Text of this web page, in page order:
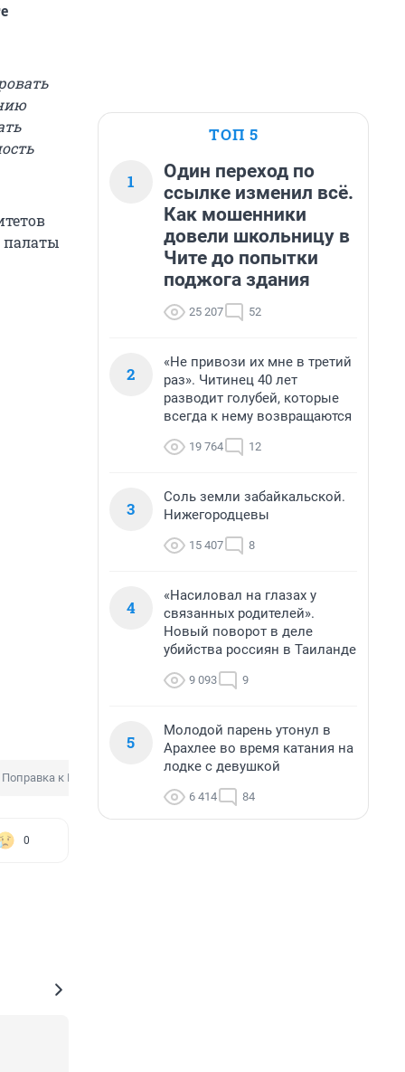
палаты
Поправка к Конституции
0
ТОП 5
1
Один переход по
ссылке изменил всё.
Как мошенники
довели школьницу в
Чите до попытки
поджога здания
25 207 52
2
«Не привози их мне в третий
раз». Читинец 40 лет
разводит голубей, которые
всегда к нему возвращаются
19 764 12
3
Соль земли забайкальской.
Нижегородцевы
15 407 8
4
«Насиловал на глазах у
связанных родителей».
Новый поворот в деле
убийства россиян в Таиланде
9 093 9
5
Молодой парень утонул в
Арахлее во время катания на
лодке с девушкой
6 414 84